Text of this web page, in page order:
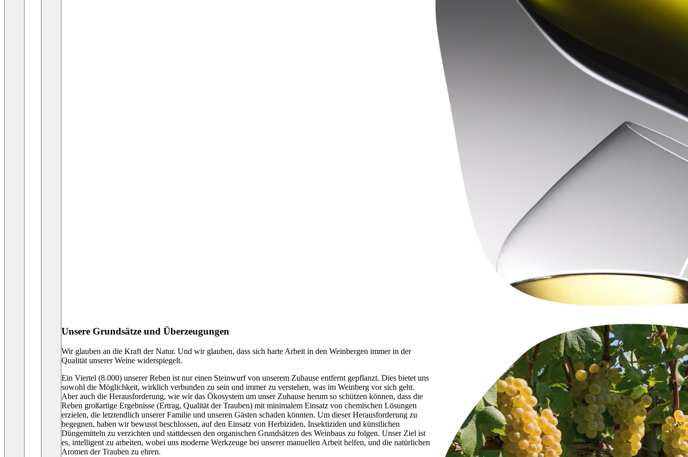
Unsere Grundsätze und Überzeugungen
Wir glauben an die Kraft der Natur. Und wir glauben, dass sich harte Arbeit in den Weinbergen immer in der
Qualität unserer Weine widerspiegelt.
Ein Viertel (8.000) unserer Reben ist nur einen Steinwurf von unserem Zuhause entfernt gepflanzt. Dies bietet uns
sowohl die Möglichkeit, wirklich verbunden zu sein und immer zu verstehen, was im Weinberg vor sich geht.
Aber auch die Herausforderung, wie wir das Ökosystem um unser Zuhause herum so schützen können, dass die
Reben großartige Ergebnisse (Ertrag, Qualität der Trauben) mit minimalem Einsatz von chemischen Lösungen
erzielen, die letztendlich unserer Familie und unseren Gästen schaden könnten. Um dieser Herausforderung zu
begegnen, haben wir bewusst beschlossen, auf den Einsatz von Herbiziden, Insektiziden und künstlichen
Düngemitteln zu verzichten und stattdessen den organischen Grundsätzen des Weinbaus zu folgen. Unser Ziel ist
es, intelligent zu arbeiten, wobei uns moderne Werkzeuge bei unserer manuellen Arbeit helfen, und die natürlichen
Aromen der Trauben zu ehren.